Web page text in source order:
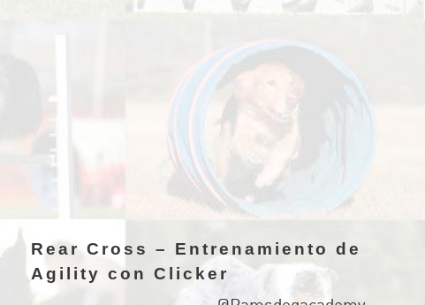
Rear Cross – Entrenamiento de
Agility con Clicker